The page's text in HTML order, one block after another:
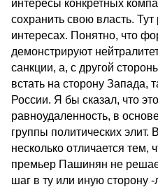
интересы конкретных
сохранить свою власть. Тут
интересах. Понятно, что
демонстрируют
санкции, а, с другой
встать на сторону Запада,
России. Я бы сказал, что
равноудаленность, в
группы политических элит.
несколько отличается тем,
премьер Пашинян не
шаг в ту или иную сторону